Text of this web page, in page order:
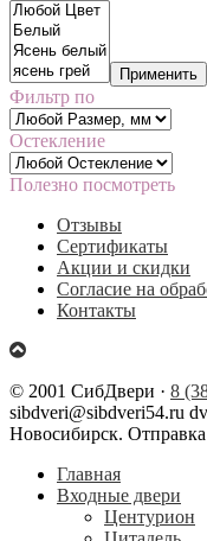
Применить
Фильтр по
Остекление
Полезно посмотреть
Отзывы
Сертификаты
Акции и скидки
Согласие на
Контакты
© 2001 СибДвери · 8
sibdveri@sibdveri54.ru
Новосибирск.
Главная
Входные двери
Центурион